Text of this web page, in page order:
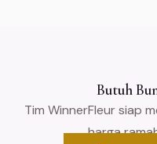
Butuh
Tim WinnerFleur siap
harga